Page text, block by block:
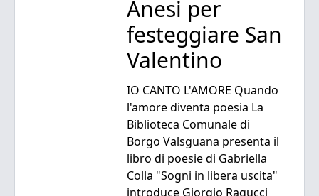
Anesi per
festeggiare San
Valentino
IO CANTO L'AMORE Quando
l'amore diventa poesia La
Biblioteca Comunale di
Borgo Valsguana presenta il
libro di poesie di Gabriella
Colla "Sogni in libera uscita"
introduce Giorgio Ragucci